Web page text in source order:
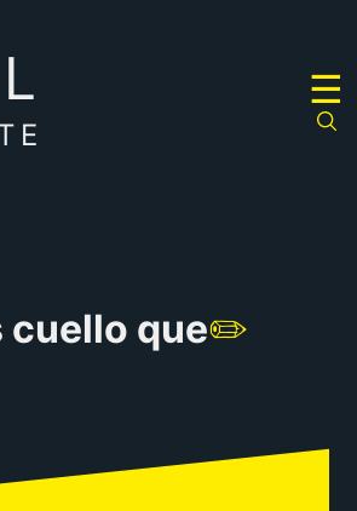
☰
cuello que✏️